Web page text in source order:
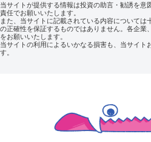
当サイトが提供する情報は投資の助言・勧誘を意
責任でお願いいたします。
また、当サイトに記載されている内容について
の正確性を保証するものではありません。各企業
をお願いいたします。
当サイトの利用によるいかなる損害も、当サイト
す。